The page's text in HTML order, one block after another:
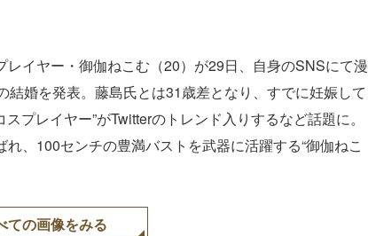
イヤー・御伽ねこむ（20）が29日、自身のSNSにて漫
婚を発表。藤島氏とは31歳差となり、すでに妊娠して
プレイヤー”がTwitterのトレンド入りするなど話題に。
、100センチの豊満バストを武器に活躍する“御伽ねこ
ての画像をみる